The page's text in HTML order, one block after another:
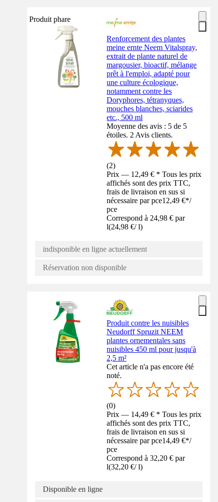
Produit phare
Renforcement des plantes
meine ernte Neem Vitalspray,
extrait de plante naturel de
margousier, bioactif, mélange
prêt à l'emploi, adapté pour
une culture écologique,
notamment contre les
Doryphores, tétranyques,
mouches blanches, sciarides
etc., 500 ml
Moyenne des avis : 5 de 5
étoiles. 2 Avis clients.
(2)
Prix — 12,49 € * Tous les prix
affichés sont des prix TTC,
frais de livraison en sus si
nécessaire par pce12,49 €*/
pce
Correspond à 24,98 € par
l(24,98 €/ l)
indisponible en ligne actuellement
Réservation non disponible
Produit contre les nuisibles
Neudorff Spruzit NEEM
plantes ornementales sans
nuisibles 450 ml pour jusqu'à
2,5 m²
Cet article n'a pas encore été
noté.
(0)
Prix — 14,49 € * Tous les prix
affichés sont des prix TTC,
frais de livraison en sus si
nécessaire par pce14,49 €*/
pce
Correspond à 32,20 € par
l(32,20 €/ l)
Disponible en ligne